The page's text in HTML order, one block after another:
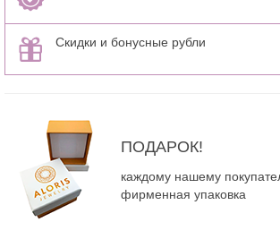
Скидки и бонусные рубли
ПОДАРОК!
каждому нашему
фирменная упаковка